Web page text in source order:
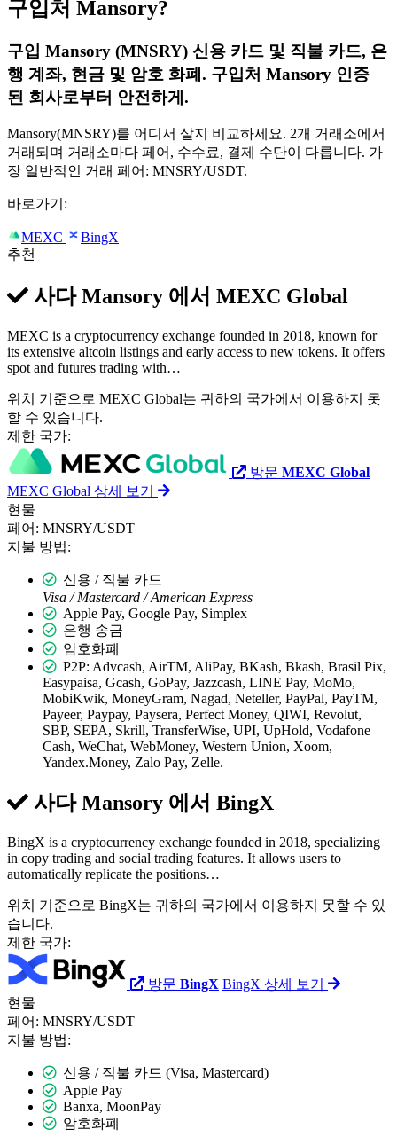
구입처 Mansory?
구입 Mansory (MNSRY) 신용 카드 및 직불 카드, 은
행 계좌, 현금 및 암호 화폐. 구입처 Mansory 인증
된 회사로부터 안전하게.
Mansory(MNSRY)를 어디서 살지 비교하세요. 2개 거래소에서
거래되며 거래소마다 페어, 수수료, 결제 수단이 다릅니다. 가
장 일반적인 거래 페어: MNSRY/USDT.
바로가기:
MEXC
BingX
추천
사다 Mansory 에서 MEXC Global
MEXC is a cryptocurrency exchange founded in 2018, known for
its extensive altcoin listings and early access to new tokens. It offers
spot and futures trading with…
위치 기준으로 MEXC Global는 귀하의 국가에서 이용하지 못
할 수 있습니다.
제한 국가:
방문 MEXC Global
MEXC Global 상세 보기
현물
페어: MNSRY/USDT
지불 방법:
신용 / 직불 카드
Visa / Mastercard / American Express
Apple Pay, Google Pay, Simplex
은행 송금
암호화폐
P2P: Advcash, AirTM, AliPay, BKash, Bkash, Brasil Pix,
Easypaisa, Gcash, GoPay, Jazzcash, LINE Pay, MoMo,
MobiKwik, MoneyGram, Nagad, Neteller, PayPal, PayTM,
Payeer, Paypay, Paysera, Perfect Money, QIWI, Revolut,
SBP, SEPA, Skrill, TransferWise, UPI, UpHold, Vodafone
Cash, WeChat, WebMoney, Western Union, Xoom,
Yandex.Money, Zalo Pay, Zelle.
사다 Mansory 에서 BingX
BingX is a cryptocurrency exchange founded in 2018, specializing
in copy trading and social trading features. It allows users to
automatically replicate the positions…
위치 기준으로 BingX는 귀하의 국가에서 이용하지 못할 수 있
습니다.
제한 국가:
방문 BingX BingX 상세 보기
현물
페어: MNSRY/USDT
지불 방법:
신용 / 직불 카드 (Visa, Mastercard)
Apple Pay
Banxa, MoonPay
암호화폐